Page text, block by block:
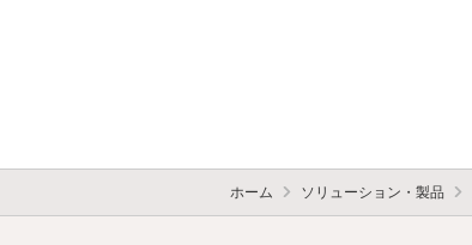
ホーム ソリューション・製品